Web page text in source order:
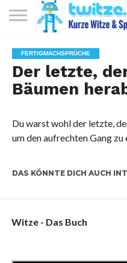
KURZE
WITZE
KURZE
SPRÜCHE
KURZE
GEDICHTE
TOP
10
FERTIGMACHSPRÜCHE
Der letzte,
Bäumen
Du warst wohl der letzte,
um den aufrechten Gang zu
DAS KÖNNTE DICH AUCH
Witze - Das Buch